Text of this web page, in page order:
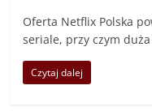
Oferta Netflix Polska
seriale, przy czym
Czytaj dalej